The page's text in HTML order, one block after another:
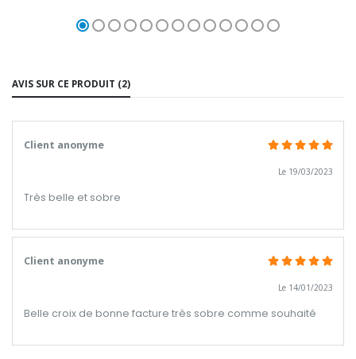
AVIS SUR CE PRODUIT (2)
Client anonyme
Le 19/03/2023
Très belle et sobre
Client anonyme
Le 14/01/2023
Belle croix de bonne facture très sobre comme souhaité